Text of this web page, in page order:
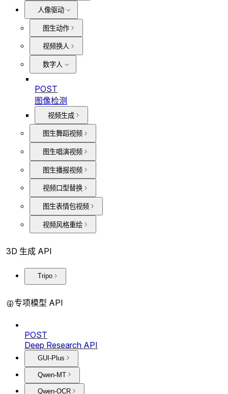
人像驱动
图生动作
视频换人
数字人
POST
图像检测
视频生成
图生舞蹈视频
图生唱演视频
图生播报视频
视频口型替换
图生表情包视频
视频风格重绘
3D 生成 API
Tripo
专项模型 API
POST
Deep Research API
GUI-Plus
Qwen-MT
Qwen-OCR